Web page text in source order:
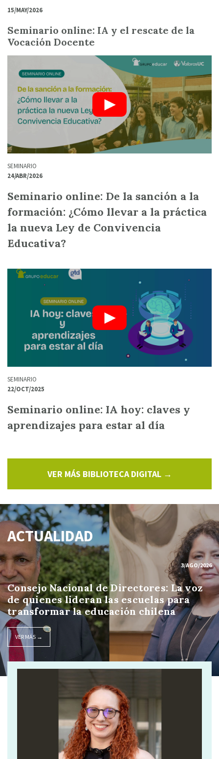
15/MAY/2026
Seminario online: IA y el rescate de la
Vocación Docente
SEMINARIO
24/ABR/2026
Seminario online: De la sanción a la
formación: ¿Cómo llevar a la práctica
la nueva Ley de Convivencia
Educativa?
SEMINARIO
22/OCT/2025
Seminario online: IA hoy: claves y
aprendizajes para estar al día
VER MÁS BIBLIOTECA DIGITAL →
ACTUALIDAD
3/AGO/2026
Consejo Nacional de Directores: La voz
de quienes lideran las escuelas para
transformar la educación chilena
VER MÁS →